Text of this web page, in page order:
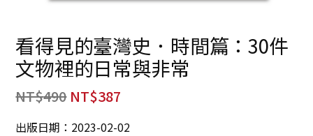
看得見的臺灣史．時間篇：30件
文物裡的日常與非常
NT$490 NT$387
出版日期：2023-02-02